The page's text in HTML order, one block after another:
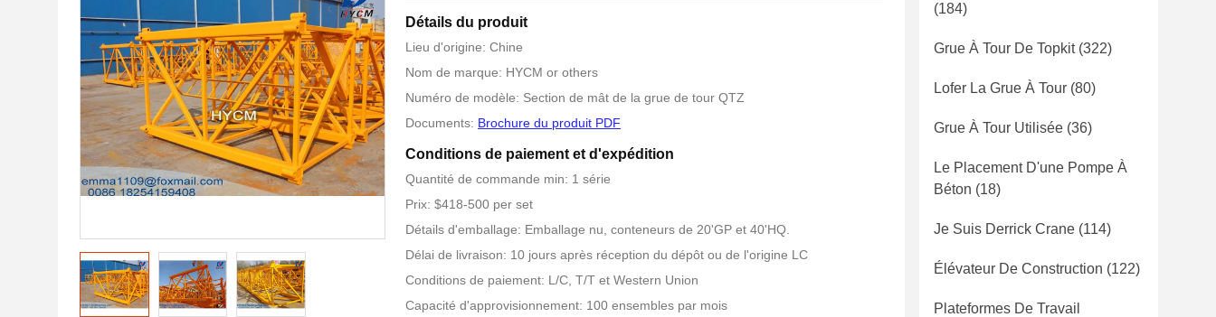
Détails du produit
Lieu d'origine: Chine
Nom de marque: HYCM or others
Numéro de modèle: Section de mât de la grue de tour QTZ
Documents: Brochure du produit PDF
Conditions de paiement et d'expédition
Quantité de commande min: 1 série
Prix: $418-500 per set
Détails d'emballage: Emballage nu, conteneurs de 20'GP et 40'HQ.
Délai de livraison: 10 jours après réception du dépôt ou de l'origine LC
Conditions de paiement: L/C, T/T et Western Union
Capacité d'approvisionnement: 100 ensembles par mois
(184)
Grue À Tour De Topkit(322)
Lofer La Grue À Tour (80)
Grue À Tour Utilisée (36)
Le Placement D'une Pompe À
Béton (18)
Je Suis Derrick Crane (114)
Élévateur De Construction (122)
Plateformes De Travail